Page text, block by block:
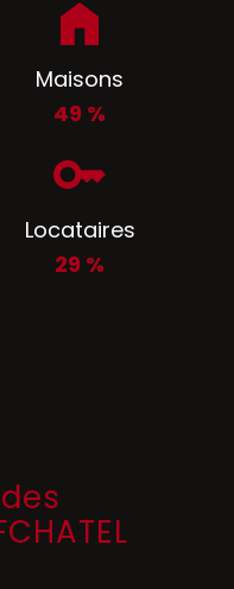
Maisons
49 %
Locataires
29 %